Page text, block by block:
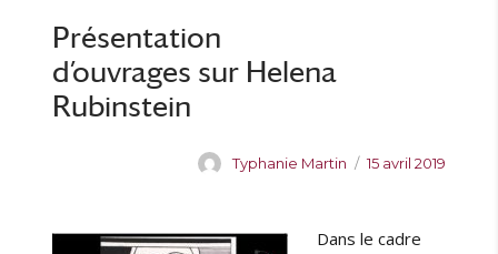
Présentation
d’ouvrages sur Helena
Rubinstein
A
e
Typhanie Martin
P
15 avril 2019
Dans le cadre